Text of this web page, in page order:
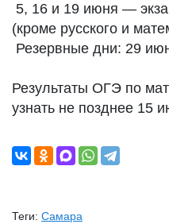
5, 16 и 19 июня —
(кроме русского и
Резервные дни: 29
Результаты ОГЭ по
узнать не позднее 15
Теги: Самара